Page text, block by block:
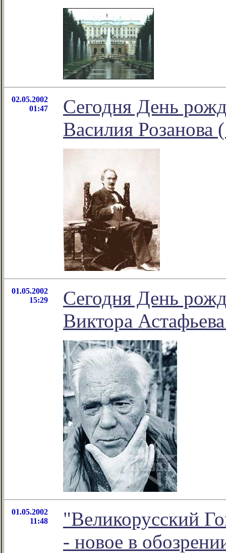
02.05.2002
01:47
Сегодня День
Василия Розанова
01.05.2002
15:29
Сегодня День
Виктора
01.05.2002
11:48
"Великорусский
- новое в